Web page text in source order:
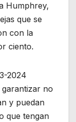
Humphrey,
que se
con la
ciento.
2024
no
y puedan
que tengan